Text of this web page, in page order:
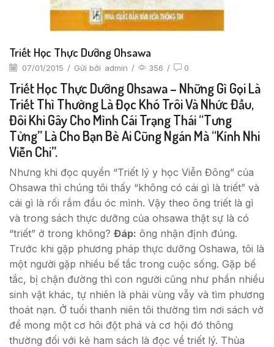
Triết Học Thực Dưỡng Ohsawa
07/01/2015 / Gửi bởi admin / 356 / 0
Triết Học Thực Dưỡng Ohsawa – Những Gì Gọi Là
Triết Thì Thường Là Đọc Khó Trôi Và Nhức Đầu,
Đôi Khi Gây Cho Mình Cái Trạng Thái “tưng
Tửng” Là Cho Bạn Bè Ai Cũng Ngán Mà “kính Nhi
Viễn Chi”.
Nhưng khi đọc quyển “Triết lý y học Viễn Đông” của
Ohsawa thì chúng tôi thấy “không có cái gì là triết” và
cái gì là rối rắm đầu óc mình. Vậy theo ông triết là gì
và trong sách thực dưỡng của ohsawa thật sự là có
“triết” ở trong không? Đáp: ông nhận định đúng.
Trước khi gặp phương pháp thực dưỡng Oshawa, tôi là
một người gặp nhiều bế tắc trong cuộc sống. Gặp bế
tắc, bị chận đường thì con người cũng như phần nhiều
sinh vật khác, tự nhiên là phải vùng vẫy và tìm phương
thoát nạn. Ở tuổi thanh niên tôi thường tìm nơi sách vở
để mong một cơ hôi đột phá và cơ hội đó thông
thường đối với kẻ ham sách là đọc về triết lý. Thủa